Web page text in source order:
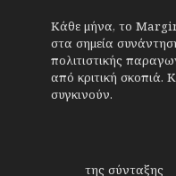
Κάθε μήνα, το
στα σημεία
πολιτιστικής
από κριτική σκοπιά.
συγκινούν.
της σύνταξης